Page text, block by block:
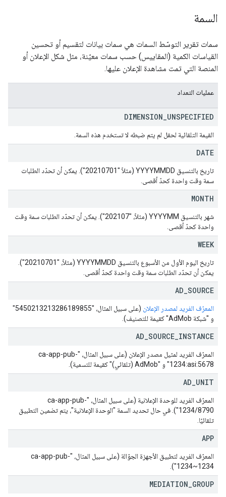
السمة
سمات تقرير التوسّط السمات هي سمات بيانات لتقسيم أو تحسين
القياسات الكمية (المقاييس) حسب سمات معيّنة، مثل شكل الإعلان أو
المنصة التي تمت مشاهدة الإعلان عليها.
عمليات التعداد
DIMENSION UNSPECIFIED
القيمة التلقائية لحقل لم يتم ضبطه لا تستخدم هذه السمة.
DATE
تاريخ بالتنسيق YYYYMMDD (مثلاً "20210701"). يمكن أن تحدّد الطلبات
سمة وقت واحدة كحدّ أقصى.
MONTH
شهر بالتنسيق YYYYMM (مثلاً، "202107"). يمكن أن تحدّد الطلبات سمة وقت
واحدة كحدّ أقصى.
WEEK
تاريخ اليوم الأول من الأسبوع بالتنسيق YYYYMMDD (مثلاً، "20210701").
يمكن أن تحدّد الطلبات سمة وقت واحدة كحدّ أقصى.
AD SOURCE
المعرّف الفريد لمصدر الإعلان
(على سبيل المثال، "5450213213286189855"
و "شبكة AdMob" كقيمة للتصنيف).
AD SOURCE INSTANCE
المعرّف الفريد لمثيل مصدر الإعلان (على سبيل المثال، "ca-app-pub-
1234:asi:5678" و "AdMob (تلقائي)" كقيمة للتسمية).
AD UNIT
المعرّف الفريد للوحدة الإعلانية (على سبيل المثال، "ca-app-pub-
1234/8790"). في حال تحديد السمة "الوحدة الإعلانية"، يتم تضمين التطبيق
تلقائيًا.
APP
المعرّف الفريد لتطبيق الأجهزة الجوّالة (على سبيل المثال، "ca-app-pub-
1234~1234").
MEDIATION GROUP